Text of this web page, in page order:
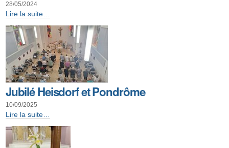
28/05/2024
Jubilé
-
Lire la suite…
Jubilé Heisdorf et Pondrôme
10/09/2025
Jubilé
et
Pondrôme
Lire la suite…